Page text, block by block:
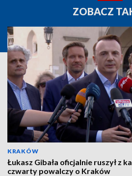
ZOBACZ
KRAKÓW
Łukasz Gibała oficjalnie ruszył z
czwarty powalczy o Kraków